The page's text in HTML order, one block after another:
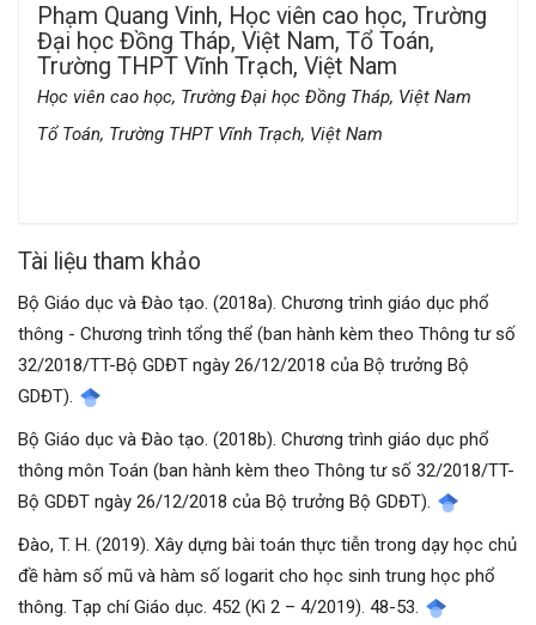
Phạm Quang Vinh, Học viên cao học, Trường
Đại học Đồng Tháp, Việt Nam, Tổ Toán,
Trường THPT Vĩnh Trạch, Việt Nam
Học viên cao học, Trường Đại học Đồng Tháp, Việt Nam
Tổ Toán, Trường THPT Vĩnh Trạch, Việt Nam
Tài liệu tham khảo
Bộ Giáo dục và Đào tạo. (2018a). Chương trình giáo dục phổ
thông - Chương trình tổng thể (ban hành kèm theo Thông tư số
32/2018/TT-Bộ GDĐT ngày 26/12/2018 của Bộ trưởng Bộ
GDĐT).
Bộ Giáo dục và Đào tạo. (2018b). Chương trình giáo dục phổ
thông môn Toán (ban hành kèm theo Thông tư số 32/2018/TT-
Bộ GDĐT ngày 26/12/2018 của Bộ trưởng Bộ GDĐT).
Đào, T. H. (2019). Xây dựng bài toán thực tiễn trong dạy học chủ
đề hàm số mũ và hàm số logarit cho học sinh trung học phổ
thông. Tạp chí Giáo dục. 452 (Kì 2 – 4/2019). 48-53.